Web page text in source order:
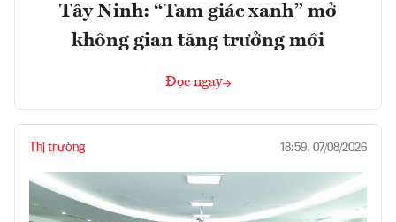
Tây Ninh: “Tam giác xanh” mở
không gian tăng trưởng mới
Đọc ngay
Thị trường 18:59, 07/08/2026